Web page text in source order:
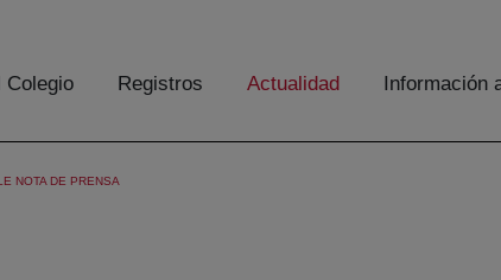
Colegio Registros Actualidad Información
NOTA DE PRENSA